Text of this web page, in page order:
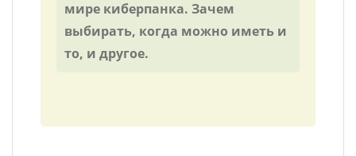
мире киберпанка. Зачем
выбирать, когда можно иметь и
то, и другое.